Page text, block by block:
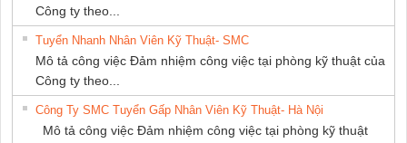
Công ty theo...
Tuyển Nhanh Nhân Viên Kỹ Thuật- SMC
Mô tả công việc Đảm nhiệm công việc tại phòng kỹ thuật của
Công ty theo...
Công Ty SMC Tuyển Gấp Nhân Viên Kỹ Thuật- Hà Nội
Mô tả công việc Đảm nhiệm công việc tại phòng kỹ thuật